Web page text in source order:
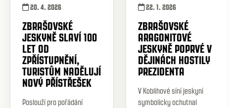
20. 4. 2026
ZBRAŠOVSKÉ
JESKYNĚ SLAVÍ 100
LET OD
ZPŘÍSTUPNĚNÍ,
TURISTŮM NADĚLUJÍ
NOVÝ PŘÍSTŘEŠEK
Poslouží pro pořádání
22. 1. 2026
ZBRAŠOVSKÉ
ARAGONITOVÉ
JESKYNĚ POPRVÉ V
DĚJINÁCH HOSTILY
PREZIDENTA
V Koblihové síní jeskyní
symbolicky ochutnal